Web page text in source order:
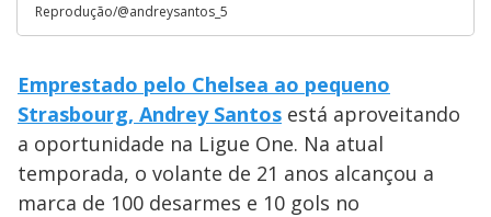
Reprodução/@andreysantos_5
Emprestado pelo Chelsea ao pequeno
Strasbourg, Andrey Santos está aproveitando
a oportunidade na Ligue One. Na atual
temporada, o volante de 21 anos alcançou a
marca de 100 desarmes e 10 gols no